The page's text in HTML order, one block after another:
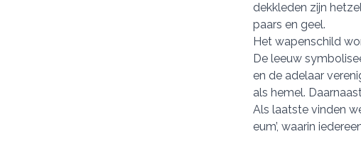
dekkleden zijn
paars en geel.
Het wapenschild
De leeuw
en de adelaar
als hemel.
Als laatste vinden
eum’, waarin